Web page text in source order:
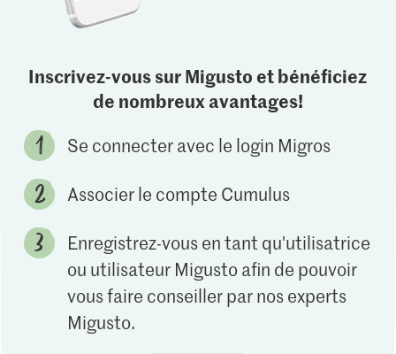
Inscrivez-vous sur Migusto et bénéficiez
de nombreux avantages!
Se connecter avec le login Migros
Associer le compte Cumulus
Enregistrez-vous en tant qu'utilisatrice
ou utilisateur Migusto afin de pouvoir
vous faire conseiller par nos experts
Migusto.